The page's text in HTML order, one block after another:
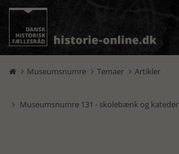
 Museumsnumre  Temaer  Artikler
 Museumsnumre 131 - skolebænk og kateder